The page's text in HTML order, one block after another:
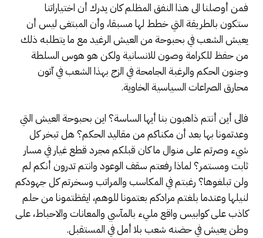
فمن أوصلنا الى هذا النفق المظلم كان يدرك أن اختياراتنا
ستكون بالطريقة التي خطط لها مسبقا، وأن المبتغى ليس أن
يعيش الشعب في بحبوحة من العيش الرغيد مع ما يتطلبه ذلك
من حفظ للكرامة وصون للانسانية ولكن هو هوس السلطة
وجنون الحكم والرغبة الجامحة في الزج بهذا الشعب في آتون
محارق الصراعات السياسية الخاوية.
فالى أين أنتم ذاهبون بنا أيها الساسة؟ اين بحبوحة العيش التي
وعدتمونا بها بعد أن مكناكم من مقاليد الحكم؟ هل تبخر كل
شيء وصرتم على منوال ما كان قبلكم مجرد قطع غيار في مسار
ثابت ومستمر؟ لماذا رفعتم سقف الوعود وانتم تدرون أنكم لم
ولن تبلغوها؟ رغبتم في المكاسب والمراتب وسخرتم كل جهودكم
لنيلها وعندما بلغتم مرادكم بعتمونا للوهم، ايقظتمونا من حلم
كاذب على كوابيس واقع مليء بالمآسي والمعانات والاحباط، على
وطن يعيش في حضنه شعب بلا أمل في المستقبل.